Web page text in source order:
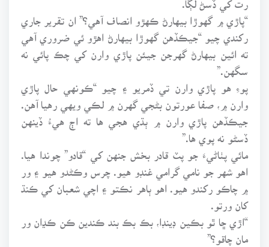
“پاڙي ۾ گهوڙا بيهارڻ ڪهڙو انصاف آهي؟” ان تقرير جاري
رکندي چيو “جيڪڏهن گهوڙا بيهارڻ اهڙو ئي ضروري آهي
ته ائين بيهارڻ گهرجن جيئن پاڙي وارن کي چڪ پائي نه
سگهن.”
پوءِ هو پاڙي وارن تي ڏمريو ۽ چيو “ڪونهي حال پاڙي
وارن ۾، صفا عورتون بڻجي گهرن ۾ لڪي ويهي رهيا آهن.
جيڪڏهن پاڙي وارن ۾ ٻڌي هجي ها ته اڄ هيءُ ڏينهن
ڏسڻو نه پوي ها.”
مائي پٺاڻيءَ جو پٽ قادر بخش جنهن کي “قادو” چوندا هيا.
اهو شهر جو نامي گرامي غنڊو هيو. چرس وڪڻدو هيو ۽ ور
۾ چاڪو رکندو هيو. اهو ٻاهر نڪتو ۽ اچي شعبان کي ڪنڌ
کان ورتو.
“اڙي ڇا ٿو بڪين ڊينڊا، بڪ بڪ بند ڪندين ڪن ڪڍان ور
مان چاقو؟”